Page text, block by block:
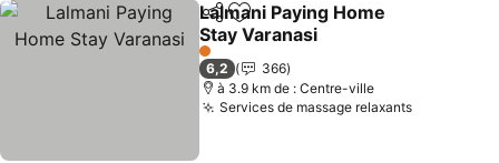
PartagerAjouter à mes favoris
Lalmani Paying Home
Stay Varanasi
1 Étoiles
6,2
366
à 3.9 km de : Centre-ville
Services de massage relaxants